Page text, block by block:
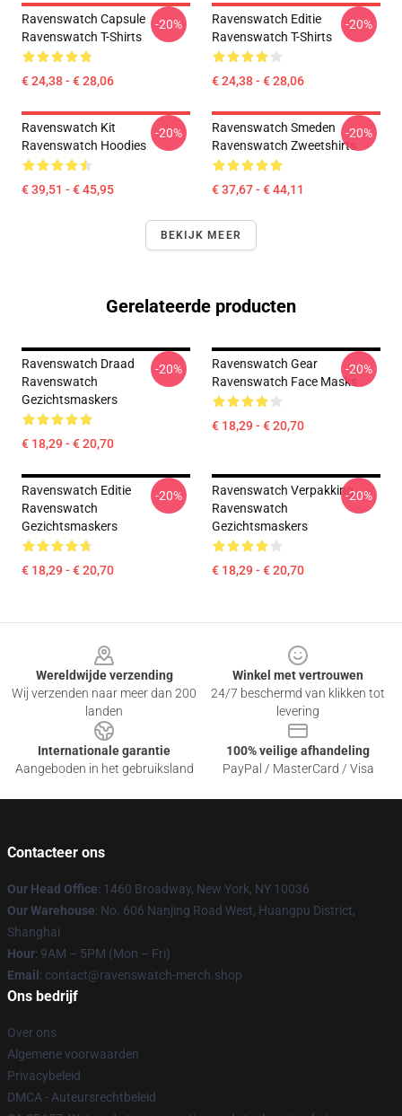
Ravenswatch Capsule
Ravenswatch T-Shirts
€ 24,38 - € 28,06
-20%
Ravenswatch Editie
Ravenswatch T-Shirts
€ 24,38 - € 28,06
-20%
Ravenswatch Kit
Ravenswatch Hoodies
€ 39,51 - € 45,95
-20%
Ravenswatch Smeden
Ravenswatch Zweetshirts
€ 37,67 - € 44,11
-20%
BEKIJK MEER
Gerelateerde producten
Ravenswatch Draad
Ravenswatch
Gezichtsmaskers
€ 18,29 - € 20,70
-20%
Ravenswatch Gear
Ravenswatch Face Masks
€ 18,29 - € 20,70
-20%
Ravenswatch Editie
Ravenswatch
Gezichtsmaskers
€ 18,29 - € 20,70
-20%
Ravenswatch Verpakking
Ravenswatch
Gezichtsmaskers
€ 18,29 - € 20,70
-20%
Wereldwijde verzending
Wij verzenden naar meer dan 200
landen
Winkel met vertrouwen
24/7 beschermd van klikken tot
levering
Internationale garantie
Aangeboden in het gebruiksland
100% veilige afhandeling
PayPal / MasterCard / Visa
Contacteer ons
Our Head Office: 1460 Broadway, New York, NY 10036
Our Warehouse: No. 606 Nanjing Road West, Huangpu District,
Shanghai
Hour: 9AM – 5PM (Mon – Fri)
Email : contact@ravenswatch-merch.shop
Ons bedrijf
Over ons
Algemene voorwaarden
Privacybeleid
DMCA - Auteursrechtbeleid